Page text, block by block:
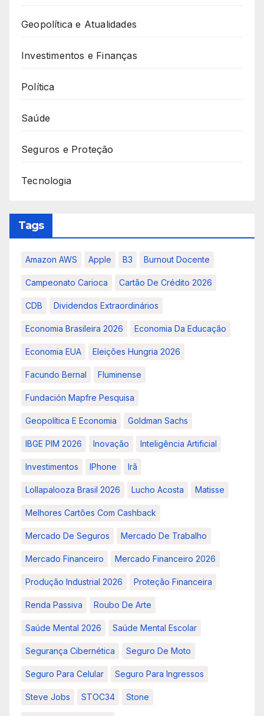
Geopolítica e Atualidades
Investimentos e Finanças
Política
Saúde
Seguros e Proteção
Tecnologia
Tags
Amazon AWS Apple B3 Burnout Docente
Campeonato Carioca Cartão De Crédito 2026
CDB Dividendos Extraordinários
Economia Brasileira 2026 Economia Da Educação
Economia EUA Eleições Hungria 2026
Facundo Bernal Fluminense
Fundación Mapfre Pesquisa
Geopolítica E Economia Goldman Sachs
IBGE PIM 2026 Inovação Inteligência Artificial
Investimentos IPhone Irã
Lollapalooza Brasil 2026 Lucho Acosta Matisse
Melhores Cartões Com Cashback
Mercado De Seguros Mercado De Trabalho
Mercado Financeiro Mercado Financeiro 2026
Produção Industrial 2026 Proteção Financeira
Renda Passiva Roubo De Arte
Saúde Mental 2026 Saúde Mental Escolar
Segurança Cibernética Seguro De Moto
Seguro Para Celular Seguro Para Ingressos
Steve Jobs STOC34 Stone